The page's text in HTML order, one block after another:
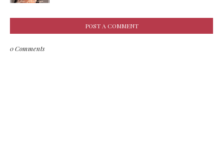
POST A COMMENT
0 Comments